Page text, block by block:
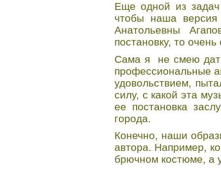
Еще одной из задач
чтобы наша
Анатольевны
постановку, то
Сама я не смею
профессиональные
удовольствием,
силу, с какой эта
ее постановка
города.
Конечно, наши
автора. Например,
брючном костюме, а